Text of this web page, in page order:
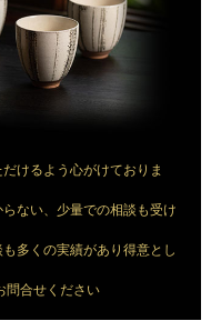
けるよう心がけておりま
ない、少量での相談も受け
多くの実績があり得意とし
問合せください